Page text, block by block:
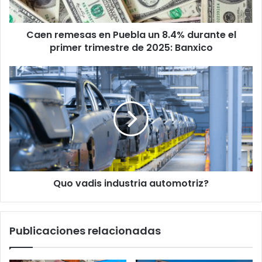
el
primer
trimestre
Banxico
Caen remesas en Puebla un 8.4% durante el
primer trimestre de 2025: Banxico
Quo
vadis
industria
automotriz?
Quo vadis industria automotriz?
Publicaciones relacionadas